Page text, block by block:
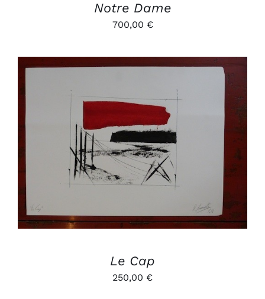
Notre Dame
700,00 €
AJOUTER AU PANIER
/
DÉTAILS
Le Cap
250,00 €